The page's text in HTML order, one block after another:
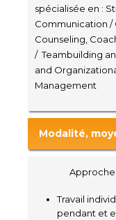
spécialisée en :
Communication /
Counseling,
/ Teambuilding
and
Management
Modalité,
Travail
pendant et